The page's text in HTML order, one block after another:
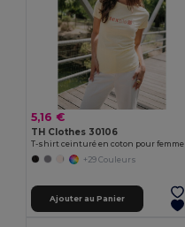
5,16 €
TH Clothes 30106
T-shirt ceinturé en coton pour femme
+29 Couleurs
Ajouter au Panier